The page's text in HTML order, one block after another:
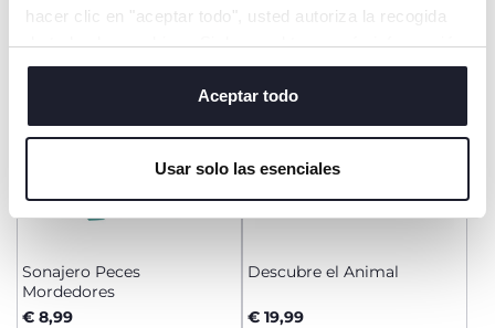
hacer clic en "aceptar todo", usted autoriza la recogida
de todas las cookies. Si desea obtener más información
o cambiar o revocar el consentimiento de todas o
algunas cookies, haga clic en "mostrar detalles". Al
cerrar este banner, usted consiente en utilizar
servicio solicitado.
Aceptar todo
Usar solo las esenciales
Sonajero Peces
Mordedores
€ 8,99
Descubre el Animal
€ 19,99